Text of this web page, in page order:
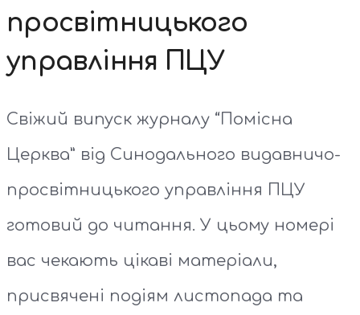
просвітницького
управління ПЦУ
Свіжий випуск журналу “Помісна
Церква” від Синодального видавничо-
просвітницького управління ПЦУ
готовий до читання. У цьому номері
вас чекають цікаві матеріали,
присвячені подіям листопада та